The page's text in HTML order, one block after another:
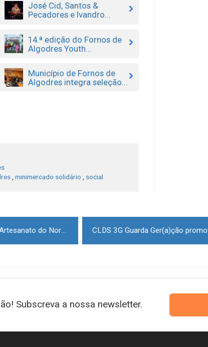
José Cid, Santos &
Pecadores e Ivandro...
14.ª edição do Fornos de
Algodres Youth...
Município de Fornos de
Algodres integra seleção...
minimercado solidário social
Subscreva a nossa newsletter.